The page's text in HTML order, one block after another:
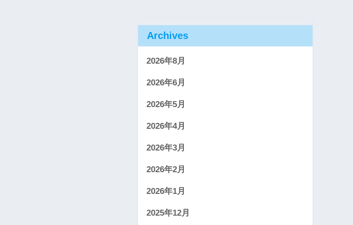
Archives
2026年8月
2026年6月
2026年5月
2026年4月
2026年3月
2026年2月
2026年1月
2025年12月